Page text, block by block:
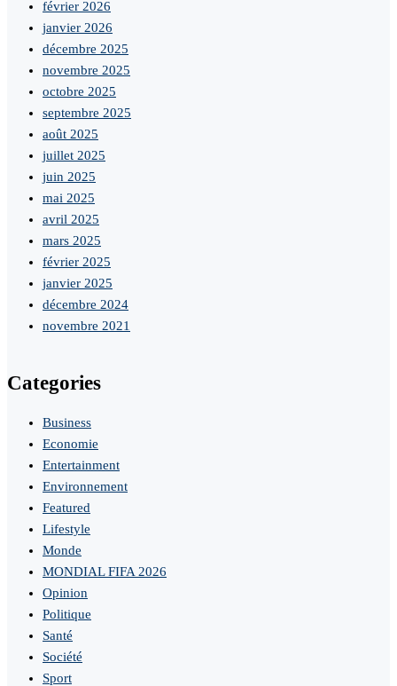
février 2026
janvier 2026
décembre 2025
novembre 2025
octobre 2025
septembre 2025
août 2025
juillet 2025
juin 2025
mai 2025
avril 2025
mars 2025
février 2025
janvier 2025
décembre 2024
novembre 2021
Categories
Business
Economie
Entertainment
Environnement
Featured
Lifestyle
Monde
MONDIAL FIFA 2026
Opinion
Politique
Santé
Société
Sport